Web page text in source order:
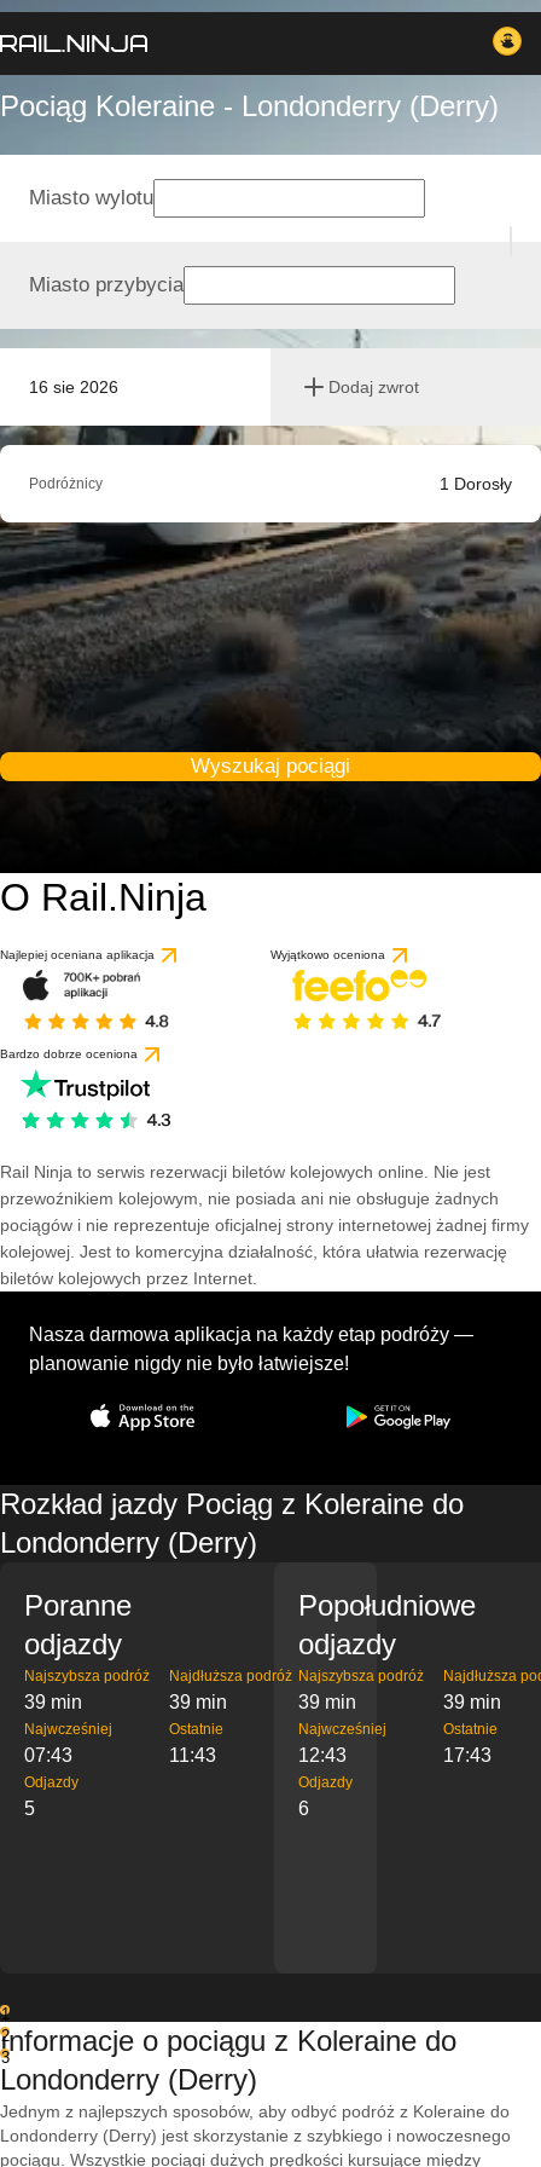
Pociąg Koleraine - Londonderry (Derry)
16 sie 2026 Dodaj zwrot
Miasto wylotu
Miasto przybycia
Podróżnicy 1 Dorosły
Wyszukaj pociągi
O Rail.Ninja
Najlepiej oceniana aplikacja Wyjątkowo oceniona
Bardzo dobrze oceniona
Rail Ninja to serwis rezerwacji biletów kolejowych online. Nie jest
przewoźnikiem kolejowym, nie posiada ani nie obsługuje żadnych
pociągów i nie reprezentuje oficjalnej strony internetowej żadnej firmy
kolejowej. Jest to komercyjna działalność, która ułatwia rezerwację
biletów kolejowych przez Internet.
Nasza darmowa aplikacja na każdy etap podróży —
planowanie nigdy nie było łatwiejsze!
Rozkład jazdy Pociąg z Koleraine do
Londonderry (Derry)
Poranne
odjazdy
Najszybsza podróż
39 min
Najdłuższa podróż
39 min
Najwcześniej
07:43
Ostatnie
11:43
Odjazdy
5
Popołudniowe
odjazdy
Najszybsza podróż
39 min
Najdłuższa
39 min
Najwcześniej
12:43
Ostatnie
17:43
Odjazdy
6
1
2
3
Informacje o pociągu z Koleraine do
Londonderry (Derry)
Jednym z najlepszych sposobów, aby odbyć podróż z Koleraine do
Londonderry (Derry) jest skorzystanie z szybkiego i nowoczesnego
pociągu. Wszystkie pociągi dużych prędkości kursujące między